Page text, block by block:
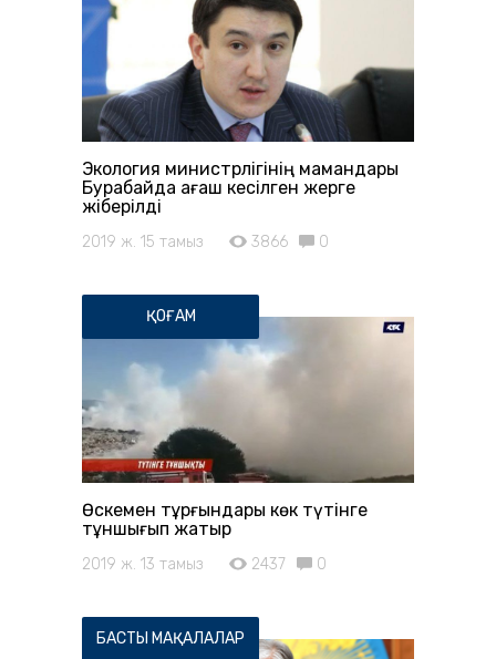
Экология министрлігінің мамандары
Бурабайда ағаш кесілген жерге
жіберілді
2019 ж. 15 тамыз 3866 0
ҚОҒАМ
Өскемен тұрғындары көк түтінге
тұншығып жатыр
2019 ж. 13 тамыз 2437 0
БАСТЫ МАҚАЛАЛАР